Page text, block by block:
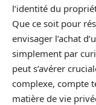
l’identité du
Que ce soit pour
envisager l’achat
simplement par
peut s’avérer
complexe, compte
matière de vie